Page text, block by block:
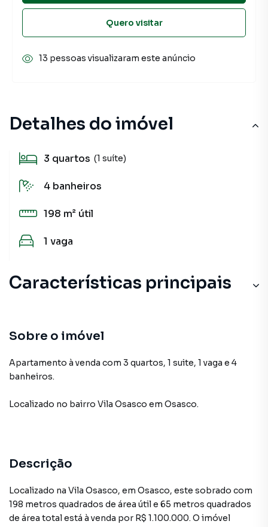
Detalhes do imóvel
3 quartos (1 suíte)
4 banheiros
198 m² útil
1 vaga
Características principais
Sobre o imóvel
Apartamento à venda com 3 quartos, 1 suite, 1 vaga e 4
banheiros.
Localizado no bairro Vila Osasco em Osasco.
Descrição
Localizado na Vila Osasco, em Osasco, este sobrado com
198 metros quadrados de área útil e 65 metros quadrados
de área total está à venda por R$ 1.100.000. O imóvel
Quero visitar
13 pessoas visualizaram este anúncio